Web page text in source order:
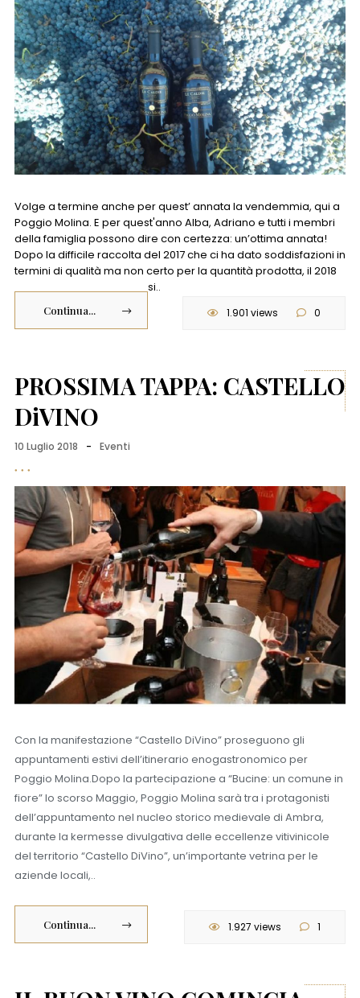
Volge a termine anche per quest’ annata la vendemmia, qui a
Poggio Molina. E per quest'anno Alba, Adriano e tutti i membri
della famiglia possono dire con certezza: un’ottima annata!
Dopo la difficile raccolta del 2017 che ci ha dato soddisfazioni in
termini di qualità ma non certo per la quantità prodotta, il 2018
si..
Continua... 1.901 views 0
PROSSIMA TAPPA: CASTELLO
DiVINO
10 Luglio 2018 - Eventi
Con la manifestazione “Castello DiVino” proseguono gli
appuntamenti estivi dell’itinerario enogastronomico per
Poggio Molina.Dopo la partecipazione a “Bucine: un comune in
fiore” lo scorso Maggio, Poggio Molina sarà tra i protagonisti
dell’appuntamento nel nucleo storico medievale di Ambra,
durante la kermesse divulgativa delle eccellenze vitivinicole
del territorio “Castello DiVino”, un’importante vetrina per le
aziende locali,..
Continua... 1.927 views 1